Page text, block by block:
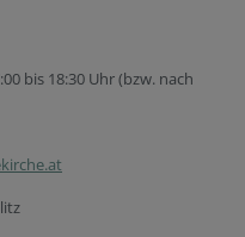
bis 18:30 Uhr (bzw. nach